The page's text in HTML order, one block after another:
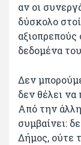
αν οι
δύσκολο
δεδομένα
Δεν
δεν θέλει να
Από την
συμβαίνει:
Δήμος, ούτε